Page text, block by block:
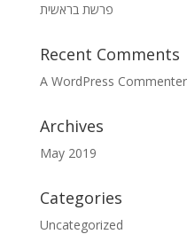
פרשת בראשית
Recent Comments
A WordPress Commenter
Archives
May 2019
Categories
Uncategorized